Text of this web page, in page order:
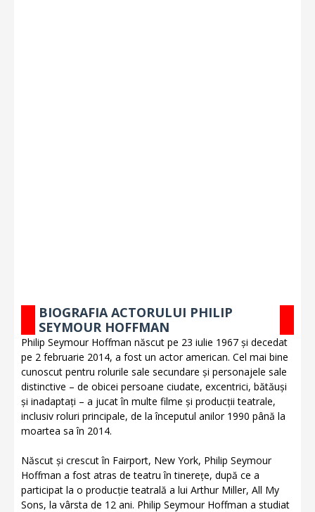
BIOGRAFIA ACTORULUI PHILIP
SEYMOUR HOFFMAN
Philip Seymour Hoffman născut pe 23 iulie 1967 și decedat
pe 2 februarie 2014, a fost un actor american. Cel mai bine
cunoscut pentru rolurile sale secundare și personajele sale
distinctive – de obicei persoane ciudate, excentrici, bătăuși
și inadaptați – a jucat în multe filme și producții teatrale,
inclusiv roluri principale, de la începutul anilor 1990 până la
moartea sa în 2014.
Născut și crescut în Fairport, New York, Philip Seymour
Hoffman a fost atras de teatru în tinerețe, după ce a
participat la o producție teatrală a lui Arthur Miller, All My
Sons, la vârsta de 12 ani. Philip Seymour Hoffman a studiat